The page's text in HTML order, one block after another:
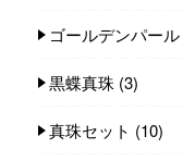
ゴールデンパール
黒蝶真珠 (3)
真珠セット (10)